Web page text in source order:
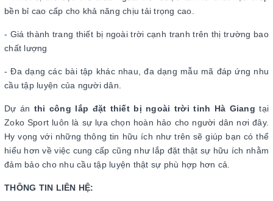
bền bỉ cao cấp cho khả năng chịu tải trọng cao.
- Giá thành trang thiết bị ngoài trời cạnh tranh trên thị trường bao
chất lượng
- Đa dạng các bài tập khác nhau, đa dạng mẫu mã đáp ứng nhu
cầu tập luyện của người dân.
Dự án thi công lắp đặt thiết bị ngoài trời tỉnh Hà Giang tại
Zoko Sport luôn là sự lựa chọn hoàn hảo cho người dân nơi đây.
Hy vọng với những thông tin hữu ích như trên sẽ giúp bạn có thể
hiểu hơn về việc cung cấp cũng như lắp đặt thật sự hữu ích nhằm
đảm bảo cho nhu cầu tập luyện thật sự phù hợp hơn cả.
THÔNG TIN LIÊN HỆ: